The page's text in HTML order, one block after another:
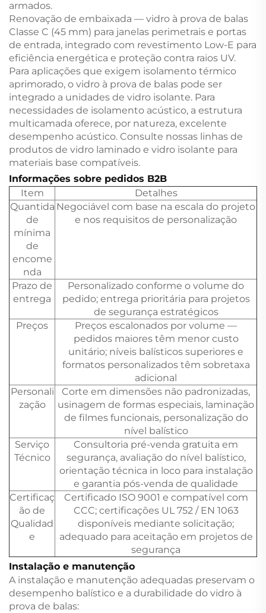
armados.
Renovação de embaixada — vidro à prova de balas
Classe C (45 mm) para janelas perimetrais e portas
de entrada, integrado com revestimento Low-E para
eficiência energética e proteção contra raios UV.
Para aplicações que exigem isolamento térmico
aprimorado, o vidro à prova de balas pode ser
integrado a unidades de vidro isolante. Para
necessidades de isolamento acústico, a estrutura
multicamada oferece, por natureza, excelente
desempenho acústico. Consulte nossas linhas de
produtos de vidro laminado e vidro isolante para
materiais base compatíveis.
Informações sobre pedidos B2B
Item
Detalhes
Quantida
de
mínima
de
encome
nda
Negociável com base na escala do projeto
e nos requisitos de personalização
Prazo de
entrega
Personalizado conforme o volume do
pedido; entrega prioritária para projetos
de segurança estratégicos
Preços
Preços escalonados por volume —
pedidos maiores têm menor custo
unitário; níveis balísticos superiores e
formatos personalizados têm sobretaxa
adicional
Personali
zação
Corte em dimensões não padronizadas,
usinagem de formas especiais, laminação
de filmes funcionais, personalização do
nível balístico
Serviço
Técnico
Consultoria pré-venda gratuita em
segurança, avaliação do nível balístico,
orientação técnica in loco para instalação
e garantia pós-venda de qualidade
Certificaç
ão de
Qualidad
e
Certificado ISO 9001 e compatível com
CCC; certificações UL 752 / EN 1063
disponíveis mediante solicitação;
adequado para aceitação em projetos de
segurança
Instalação e manutenção
A instalação e manutenção adequadas preservam o
desempenho balístico e a durabilidade do vidro à
prova de balas: